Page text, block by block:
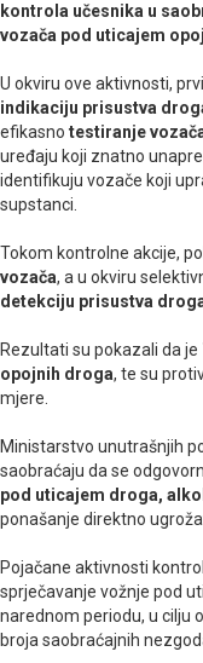
kontrola učesnika u
vozača pod uticajem
U okviru ove aktivnosti,
indikaciju prisustva
efikasno testiranje
uređaju koji znatno
identifikuju vozače koji
supstanci.
Tokom kontrolne akcije,
vozača, a u okviru
detekciju prisustva
Rezultati su pokazali da je
opojnih droga, te su
mjere.
Ministarstvo unutrašnjih
saobraćaju da se
pod uticajem droga,
ponašanje direktno
Pojačane aktivnosti
sprječavanje vožnje pod
narednom periodu, u cilju
broja saobraćajnih